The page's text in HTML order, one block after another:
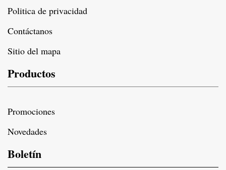
Politica de privacidad
Contáctanos
Sitio del mapa
Productos
Promociones
Novedades
Boletín